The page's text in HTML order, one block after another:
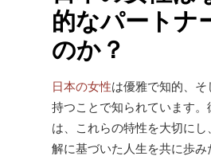
的なパートナ
のか？
日本の女性は優雅で知的、
持つことで知られています。
は、これらの特性を大切に
解に基づいた人生を共に歩